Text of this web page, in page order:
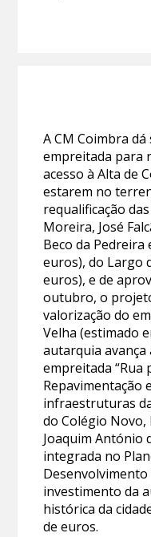
A CM Coimbra
empreitada para
acesso à Alta de
estarem no
requalificação
Moreira, José
Beco da
euros), do Largo
euros), e de
outubro, o
valorização do
Velha (estimado
autarquia avança
empreitada “Rua
Repavimentação
infraestruturas
do Colégio Novo,
Joaquim António
integrada no
Desenvolvimento
investimento da
histórica da
de euros.